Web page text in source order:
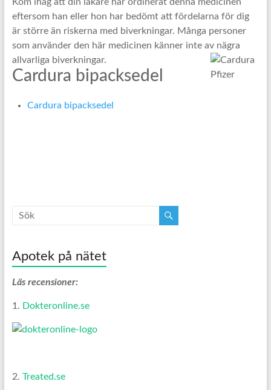
eftersom han eller hon har bedömt att fördelarna för dig
är större än riskerna med biverkningar. Många personer
som använder den här medicinen känner inte av nägra
allvarliga biverkningar.
Cardura bipacksedel
Cardura bipacksedel
Apotek på nätet
Läs recensioner:
1. Dokteronline.se
2. Treated.se